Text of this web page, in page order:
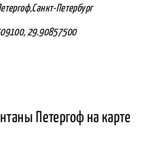
Петербург
29.90857500
Петергоф на карте